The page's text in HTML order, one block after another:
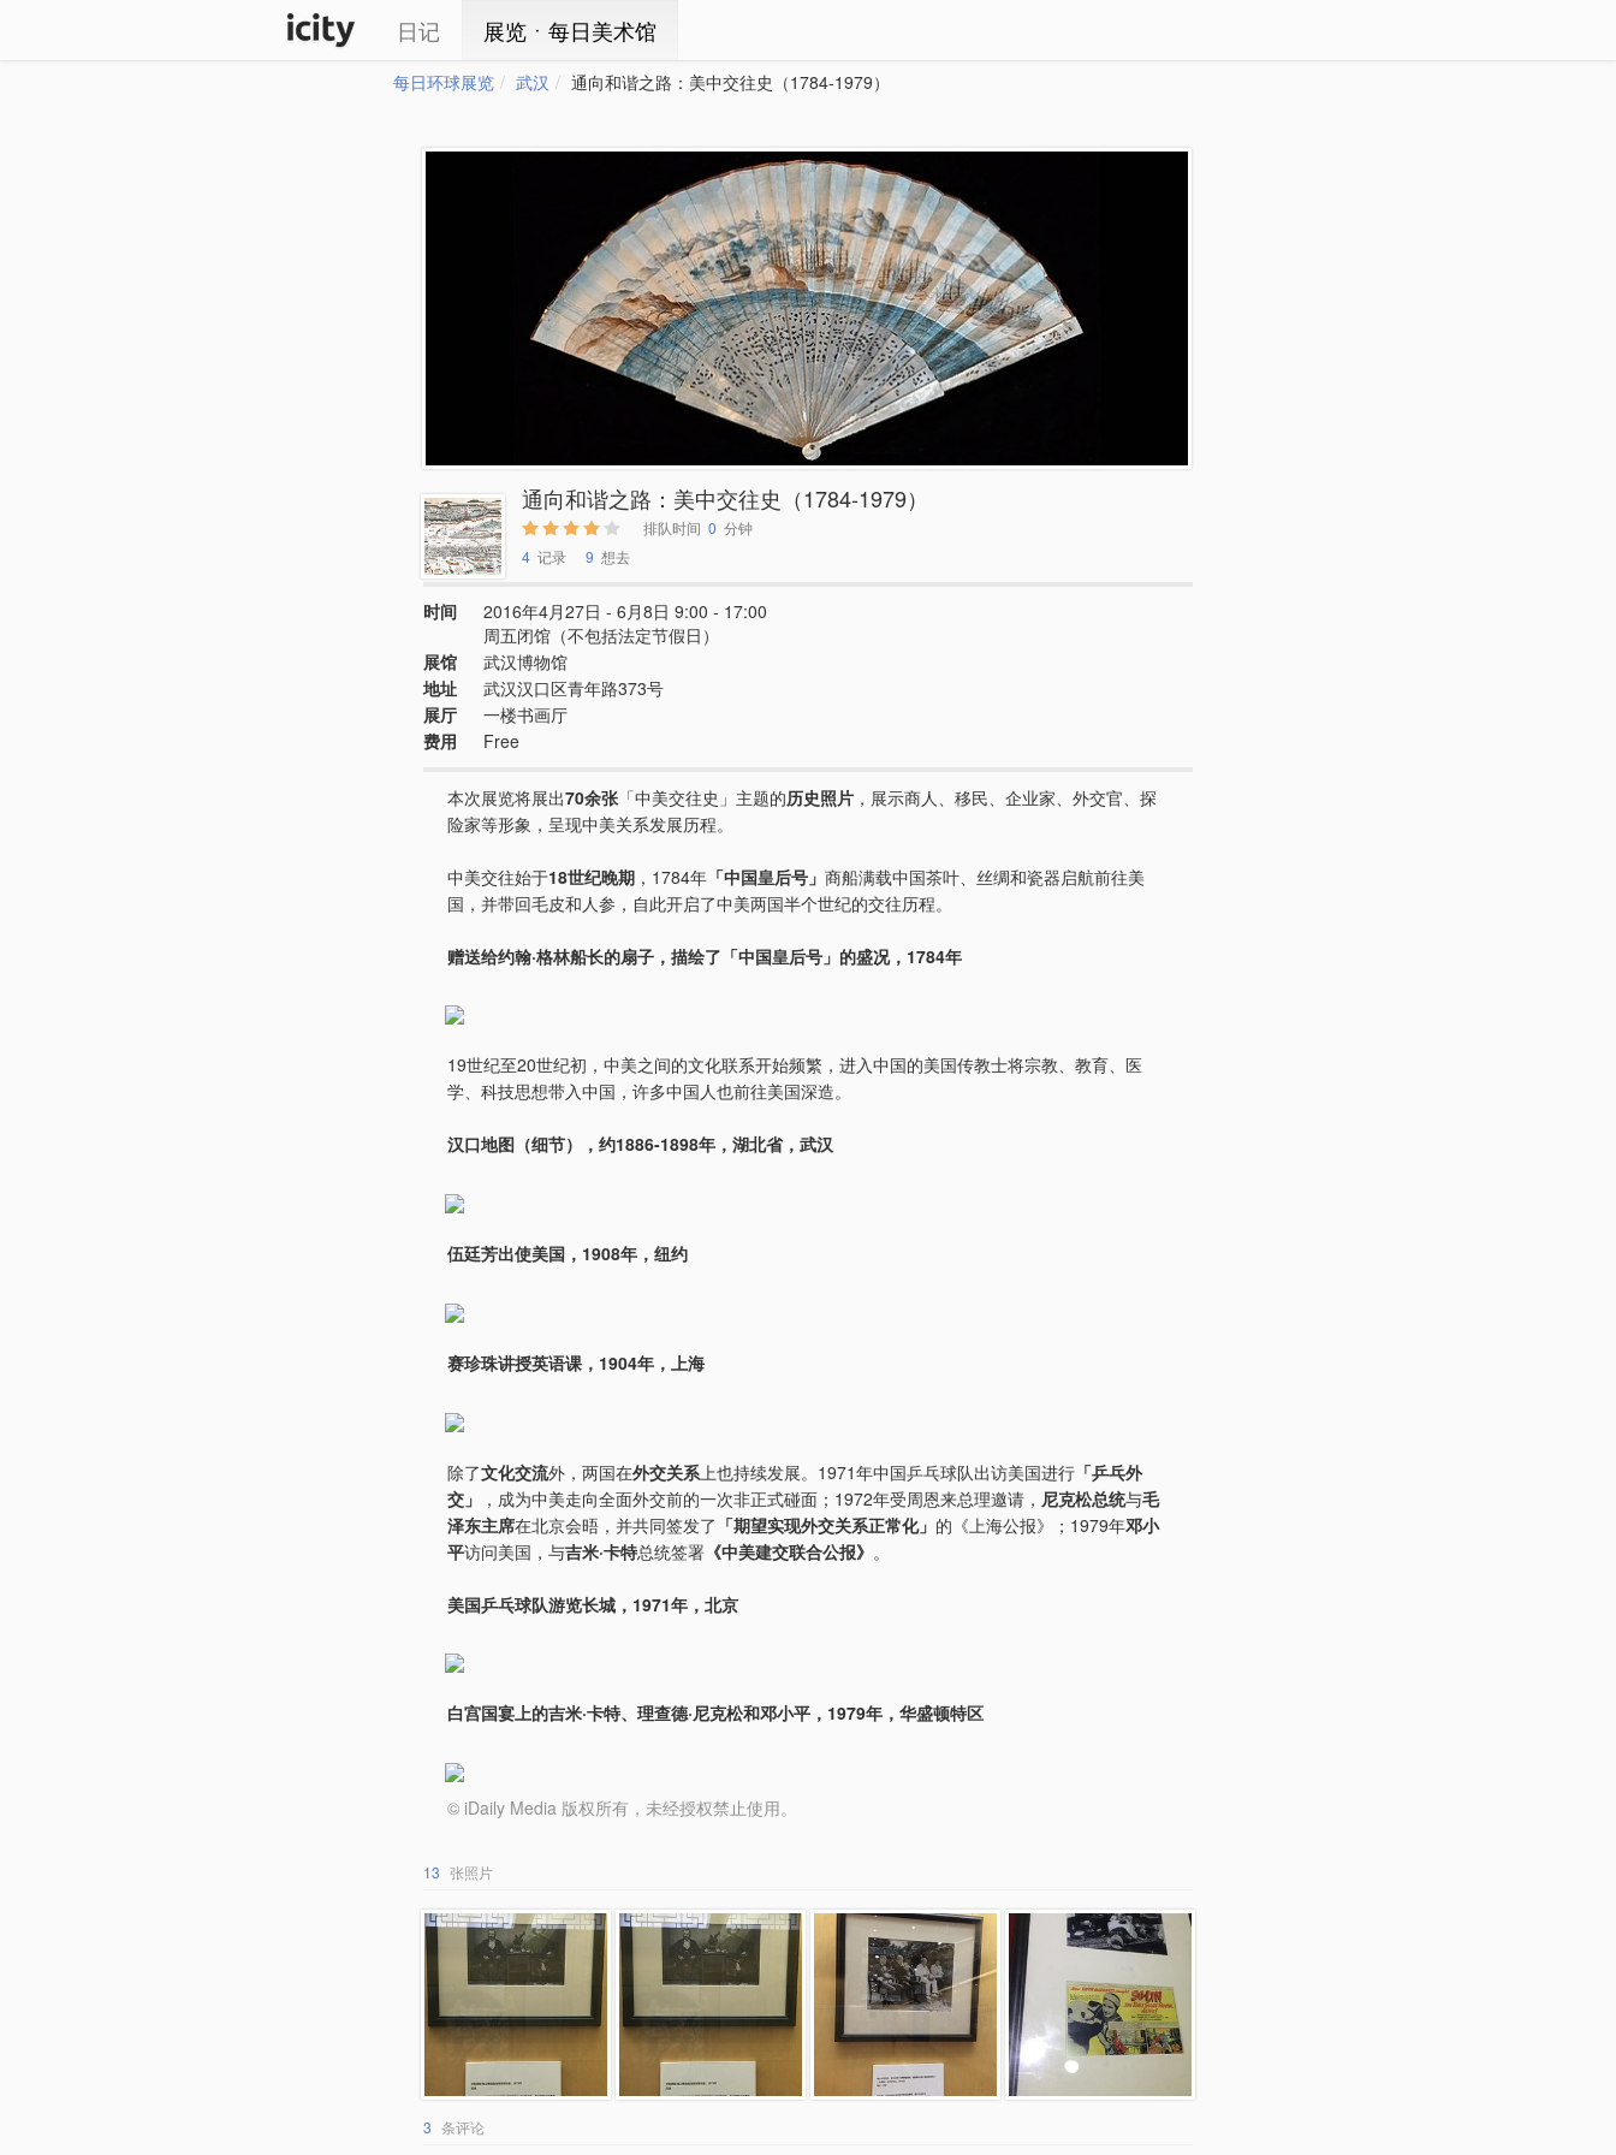
日记 展览ㆍ每日美术馆
每日环球展览 武汉 通向和谐之路：美中交往史（1784-1979）
通向和谐之路：美中交往史（1784-1979）
排队时间 0 分钟
4 记录 9 想去
时间
2016年4月27日 - 6月8日 9:00 - 17:00
周五闭馆（不包括法定节假日）
展馆
武汉博物馆
地址
武汉汉口区青年路373号
展厅
一楼书画厅
费用
Free
本次展览将展出70余张 「中美交往史」主题的历史照片 ，展示商人、移民、企业家、外交官、探
险家等形象，呈现中美关系发展历程。
中美交往始于18世纪晚期 ，1784年 「中国皇后号」 商船满载中国茶叶、丝绸和瓷器启航前往美
国，并带回毛皮和人参，自此开启了中美两国半个世纪的交往历程。
赠送给约翰·格林船长的扇子，描绘了「中国皇后号」的盛况，1784年
19世纪至20世纪初，中美之间的文化联系开始频繁，进入中国的美国传教士将宗教、教育、医
学、科技思想带入中国，许多中国人也前往美国深造。
汉口地图（细节），约1886-1898年，湖北省，武汉
伍廷芳出使美国，1908年，纽约
赛珍珠讲授英语课，1904年，上海
除了文化交流外，两国在外交关系 上也持续发展。1971年中国乒乓球队出访美国进行 「乒乓外
交」
，成为中美走向全面外交前的一次非正式碰面；1972年受周恩来总理邀请， 尼克松总统与毛
泽东主席在北京会晤，并共同签发了 「期望实现外交关系正常化」 的《上海公报》；1979年邓小
平访问美国，与吉米·卡特总统签署 《中美建交联合公报》 。
美国乒乓球队游览长城，1971年，北京
白宫国宴上的吉米·卡特、理查德·尼克松和邓小平，1979年，华盛顿特区
© iDaily Media 版权所有，未经授权禁止使用。
13 张照片
3 条评论